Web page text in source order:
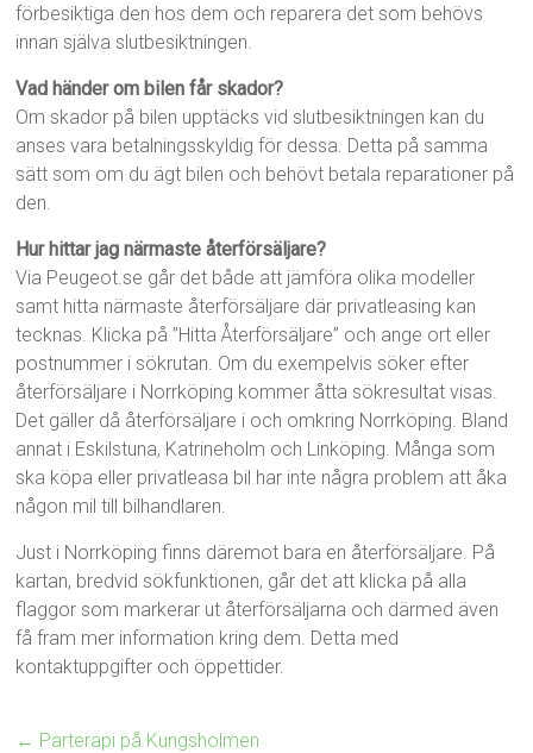
förbesiktiga den hos dem och reparera det som behövs
innan själva slutbesiktningen.
Vad händer om bilen får skador?
Om skador på bilen upptäcks vid slutbesiktningen kan du
anses vara betalningsskyldig för dessa. Detta på samma
sätt som om du ägt bilen och behövt betala reparationer på
den.
Hur hittar jag närmaste återförsäljare?
Via Peugeot.se går det både att jämföra olika modeller
samt hitta närmaste återförsäljare där privatleasing kan
tecknas. Klicka på ”Hitta Återförsäljare” och ange ort eller
postnummer i sökrutan. Om du exempelvis söker efter
återförsäljare i Norrköping kommer åtta sökresultat visas.
Det gäller då återförsäljare i och omkring Norrköping. Bland
annat i Eskilstuna, Katrineholm och Linköping. Många som
ska köpa eller privatleasa bil har inte några problem att åka
någon mil till bilhandlaren.
Just i Norrköping finns däremot bara en återförsäljare. På
kartan, bredvid sökfunktionen, går det att klicka på alla
flaggor som markerar ut återförsäljarna och därmed även
få fram mer information kring dem. Detta med
kontaktuppgifter och öppettider.
← Parterapi på Kungsholmen